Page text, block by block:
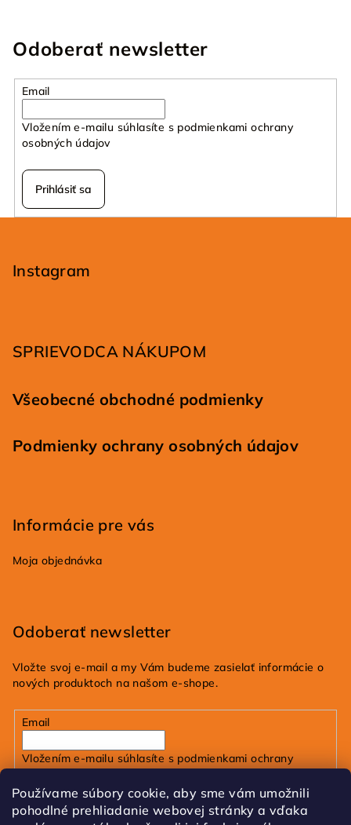
Používame súbory cookie, aby sme vám umožnili
pohodlné prehliadanie webovej stránky a vďaka
i
v
p
i
e
Odoberať newsletter
Email
Vložením e-mailu súhlasíte s podmienkami ochrany
osobných údajov
Prihlásiť sa
Instagram
SPRIEVODCA NÁKUPOM
Všeobecné obchodné podmienky
Podmienky ochrany osobných údajov
Informácie pre vás
Moja objednávka
Odoberať newsletter
Vložte svoj e-mail a my Vám budeme zasielať informácie o
nových produktoch na našom e-shope.
Email
Vložením e-mailu súhlasíte s podmienkami ochrany
Prihlásiť sa